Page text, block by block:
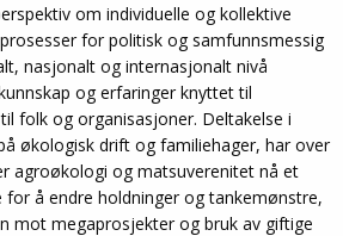
om individuelle og kollektive
for politisk og samfunnsmessig
nasjonalt og internasjonalt nivå
og erfaringer knyttet til
folk og organisasjoner. Deltakelse i
økologisk drift og familiehager, har over
agroøkologi og matsuverenitet nå et
å endre holdninger og tankemønstre,
mot megaprosjekter og bruk av giftige